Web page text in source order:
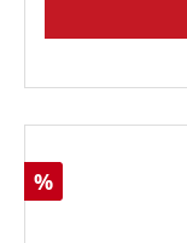
Rabatt
%